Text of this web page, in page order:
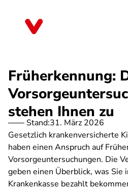
Früherkennung:
stehen Ihnen zu
Stand:31. März 2026
Gesetzlich krankenversicherte
haben einen Anspruch auf
Vorsorgeuntersuchungen. Die
geben einen Überblick, was
Krankenkasse bezahlt